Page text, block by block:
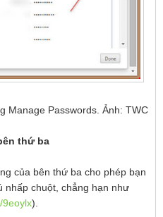
Manage Passwords. Ảnh: TWC
thứ ba
của bên thứ ba cho phép bạn
nhấp chuột, chẳng hạn như
9eoylx).